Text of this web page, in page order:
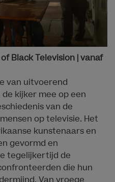
Black Television | vanaf
van uitvoerend
kijker mee op een
van de
op televisie. Het
kunstenaars en
gevormd en
tegelijkertijd de
die hun